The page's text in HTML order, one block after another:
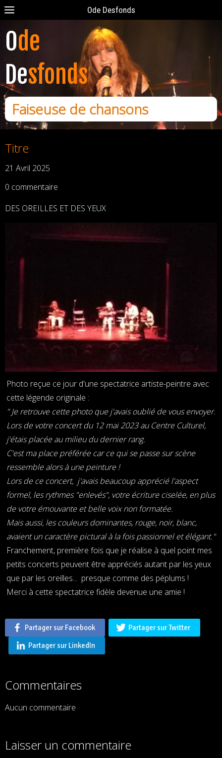
Ode Desfonds
Ode
Desfonds
Faiseuse de chansons
Titre
21 Avril 2025
0 commentaire
DES OREILLES ET DES YEUX
Photo reçue ce jour d'une spectatrice artiste-peintre avec
cette légende originale :
" Je retrouve cette photo que j'avais oublié de vous envoyer.
Lors de votre concert du 12 mai 2023 au Centre Culturel,
j'étais placée au milieu du dernier rang.
C'est ma place préférée car ce qui se passe sur scène
ressemble alors à une peinture !
Lors de ce concert, j'avais beaucoup apprécié l'aspect
formel, les rythmes "enlevés", votre écriture ciselée, en plus
de votre émouvante et belle voix non formatée.
Mais aussi, les couleurs dominantes, rouge, noir, blanc,
avaient un caractère pictural à la fois passionnel et élégant."
Franchement, première fois que je réalise à quel point mes
petits concerts peuvent être appréciés autant par les yeux
que par les oreilles... presque comme des péplums !
Merci à cette spectatrice fidèle devenue une amie !
Partager sur Facebook
Partager sur Twitter
Partager sur LinkedIn
Commentaires
Aucun commentaire
Laisser un commentaire